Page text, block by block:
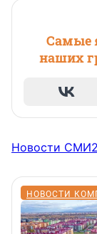
Самые
наших
Новости СМИ2
НОВОСТИ